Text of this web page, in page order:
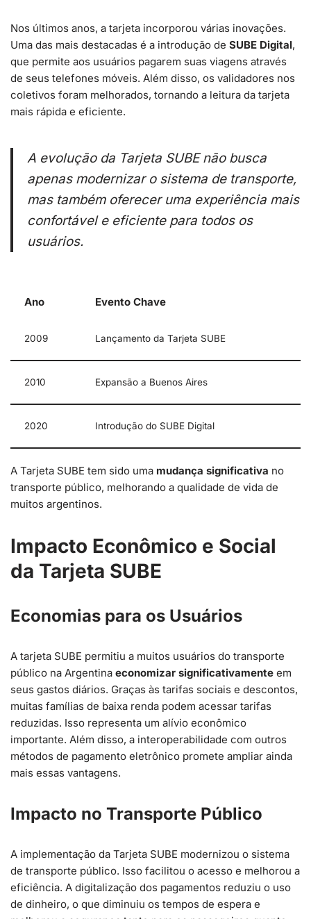
Nos últimos anos, a tarjeta incorporou várias inovações.
Uma das mais destacadas é a introdução de SUBE Digital,
que permite aos usuários pagarem suas viagens através
de seus telefones móveis. Além disso, os validadores nos
coletivos foram melhorados, tornando a leitura da tarjeta
mais rápida e eficiente.
A evolução da Tarjeta SUBE não busca
apenas modernizar o sistema de transporte,
mas também oferecer uma experiência mais
confortável e eficiente para todos os
usuários.
Ano Evento Chave
2009 Lançamento da Tarjeta SUBE
2010 Expansão a Buenos Aires
2020 Introdução do SUBE Digital
A Tarjeta SUBE tem sido uma mudança significativa no
transporte público, melhorando a qualidade de vida de
muitos argentinos.
Impacto Econômico e Social
da Tarjeta SUBE
Economias para os Usuários
A tarjeta SUBE permitiu a muitos usuários do transporte
público na Argentina economizar significativamente em
seus gastos diários. Graças às tarifas sociais e descontos,
muitas famílias de baixa renda podem acessar tarifas
reduzidas. Isso representa um alívio econômico
importante. Além disso, a interoperabilidade com outros
métodos de pagamento eletrônico promete ampliar ainda
mais essas vantagens.
Impacto no Transporte Público
A implementação da Tarjeta SUBE modernizou o sistema
de transporte público. Isso facilitou o acesso e melhorou a
eficiência. A digitalização dos pagamentos reduziu o uso
de dinheiro, o que diminuiu os tempos de espera e